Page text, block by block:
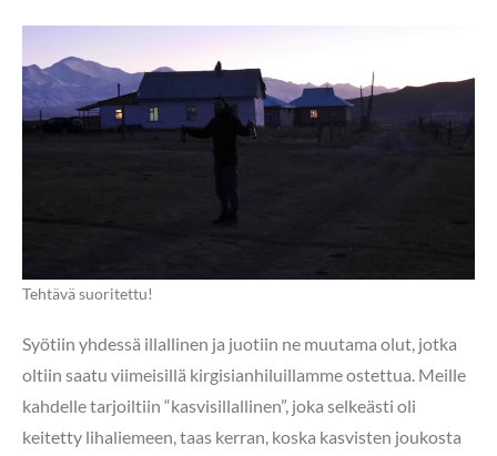
Tehtävä suoritettu!
Syötiin yhdessä illallinen ja juotiin ne muutama olut, jotka
oltiin saatu viimeisillä kirgisianhiluillamme ostettua. Meille
kahdelle tarjoiltiin “kasvisillallinen”, joka selkeästi oli
keitetty lihaliemeen, taas kerran, koska kasvisten joukosta